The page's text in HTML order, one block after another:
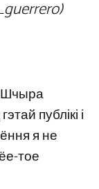
Шчыра
публікі і
я не
тое